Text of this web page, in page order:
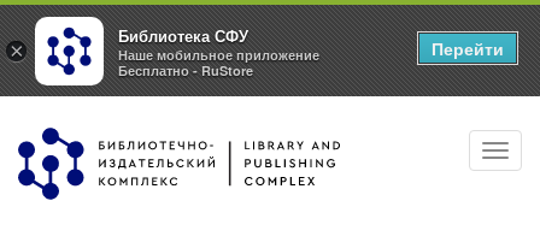
Перейти
основному
×
Библиотека СФУ
Наше мобильное приложение
Бесплатно - RuStore
Перейти